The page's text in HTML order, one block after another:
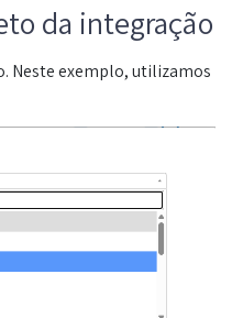
da integração
Neste exemplo, utilizamos